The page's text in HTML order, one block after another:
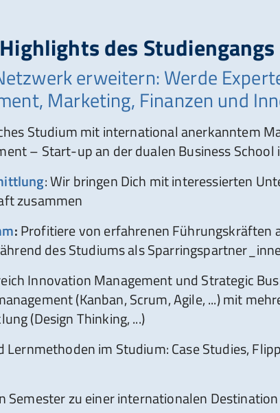
Highlights des Studiengangs
erweitern: Werde
Marketing, Finanzen und
Studium mit international anerkanntem
– Start-up an der dualen Business School
: Wir bringen Dich mit interessierten
zusammen
:Profitiere von erfahrenen Führungskräften
des Studiums als
Innovation Management und Strategic
(Kanban, Scrum, Agile, ...) mit
(Design Thinking, ...)
im Studium: Case Studies,
Semester zu einer internationalen Destination